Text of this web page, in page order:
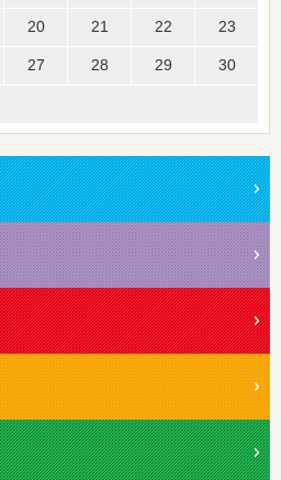
20 21 22 23
27 28 29 30